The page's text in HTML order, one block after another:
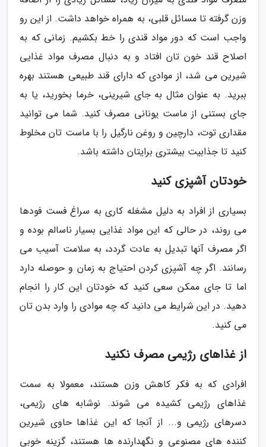
وزن گرفته تا مسائل قلبی، به همراه خواهد داشت. از این رو
واجب است که دور مواد قندی را خط بکشیم. زمانی که به
اصلاح قند خون تان افتاد و به دنبال مصرف مواد غذایی
شیرین می شد، از موادی که دارای قند طبیعی هستند بهره
ببرید. به عنوان مثال به جای شیرینی، خرما بخورید، یا به
جای بستنی از ماست یونانی مصرف کنید. شما می توانید
مقداری توت، دارچین و روغن نارگیل را با ماست تان مخلوط
کنید تا جذابیت بیشتری برایتان داشته باشد.
خودتان آشپزی کنید
بسیاری از افراد به دلیل مشغله کاری به سراغ فست فودها
می روند، در حالی که این مواد غذایی بسیار ناسالم بوده و
اگر مصرف آنها تبدیل به عادت گردد، به سلامت آسیب می
رسانند. اگر چه آشپزی کردن احتیاج به زمان و حوصله دارد
اما تا جای ممکن سعی کنید که خودتان این کار را انجام
دهید. در این شرایط می دانید که چه موادی را وارد بدن تان
می کنید.
از غذاهای رژیمی مصرف نکنید
افرادی که به فکر کاهش وزن هستند، معمولا به سمت
غذاهای رژیمی کشیده می شوند. نوشابه های رژیمی،
دسرهای رژیمی و... از آنجا که این غذاها حاوی شیرین
کننده های مصنوعی و نگهدارنده ها هستند، گزینه خوبی